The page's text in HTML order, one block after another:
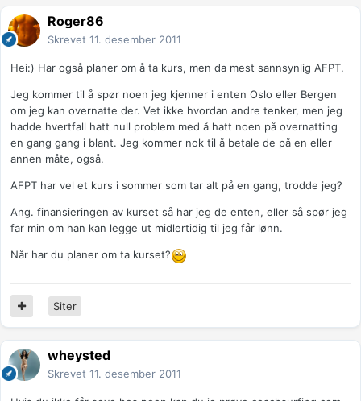
Roger86
Skrevet 11. desember 2011
Hei:) Har også planer om å ta kurs, men da mest sannsynlig AFPT.
Jeg kommer til å spør noen jeg kjenner i enten Oslo eller Bergen
om jeg kan overnatte der. Vet ikke hvordan andre tenker, men jeg
hadde hvertfall hatt null problem med å hatt noen på overnatting
en gang gang i blant. Jeg kommer nok til å betale de på en eller
annen måte, også.
AFPT har vel et kurs i sommer som tar alt på en gang, trodde jeg?
Ang. finansieringen av kurset så har jeg de enten, eller så spør jeg
far min om han kan legge ut midlertidig til jeg får lønn.
Når har du planer om ta kurset?
Siter
wheysted
Skrevet 11. desember 2011